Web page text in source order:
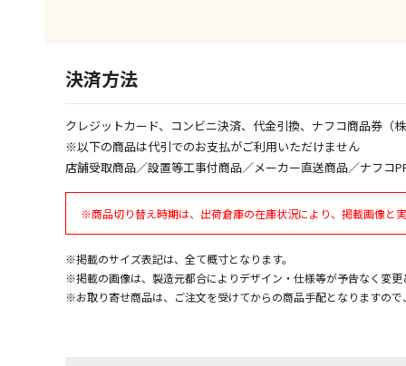
決済方法
クレジットカード、コンビニ決済、代金引換、ナフコ商品券（
※以下の商品は代引でのお支払がご利用いただけません
店舗受取商品／設置等工事付商品／メーカー直送商品／ナフコ
※商品切り替え時期は、出荷倉庫の在庫状況により、掲載画像と
※掲載のサイズ表記は、全て概寸となります。
※掲載の画像は、製造元都合によりデザイン・仕様等が予告なく変
※お取り寄せ商品は、ご注文を受けてからの商品手配となりますの